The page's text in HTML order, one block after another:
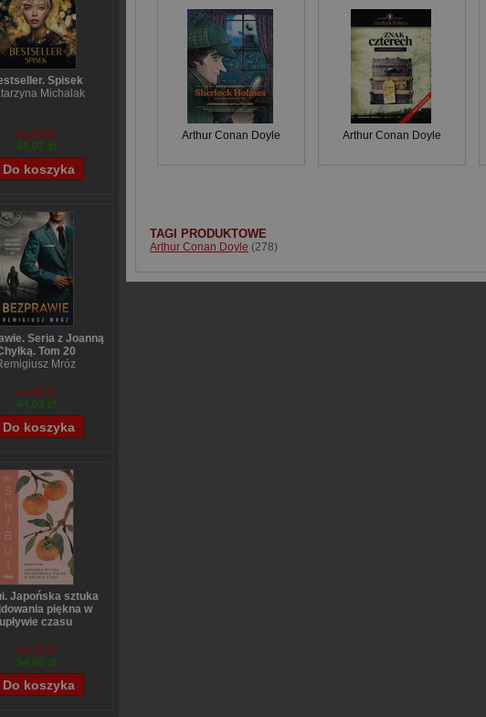
Spisek
Michalak
59,84 zł
48,07 zł
Seria z Joanną
Tom 20
Mróz
57,60 zł
44,02 zł
Japońska sztuka
piękna w
upływie czasu
64,13 zł
54,66 zł
Arthur Conan Doyle Arthur Conan Doyle
TAGI PRODUKTOWE
Arthur Conan Doyle (278)